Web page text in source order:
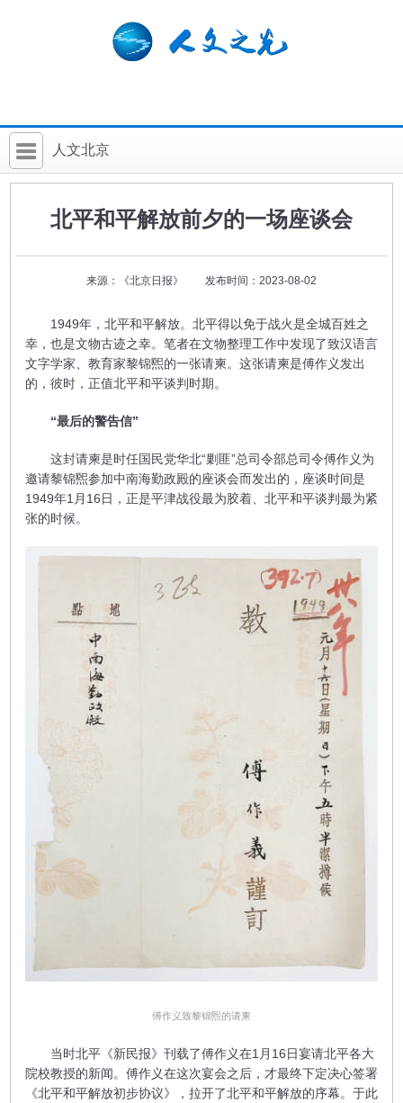
人文北京
社科要闻
社科讲堂
科普活动
北平和平解放前夕的一场座谈会
来源：《北京日报》 发布时间：2023-08-02
1949年，北平和平解放。北平得以免于战火是全城百姓之
幸，也是文物古迹之幸。笔者在文物整理工作中发现了致汉语言
文字学家、教育家黎锦煕的一张请柬。这张请柬是傅作义发出
的，彼时，正值北平和平谈判时期。
“最后的警告信”
这封请柬是时任国民党华北“剿匪”总司令部总司令傅作义为
邀请黎锦煕参加中南海勤政殿的座谈会而发出的，座谈时间是
1949年1月16日，正是平津战役最为胶着、北平和平谈判最为紧
张的时候。
​傅作义致黎锦煕的请柬
当时北平《新民报》刊载了傅作义在1月16日宴请北平各大
院校教授的新闻。傅作义在这次宴会之后，才最终下定决心签署
《北平和平解放初步协议》，拉开了北平和平解放的序幕。于此